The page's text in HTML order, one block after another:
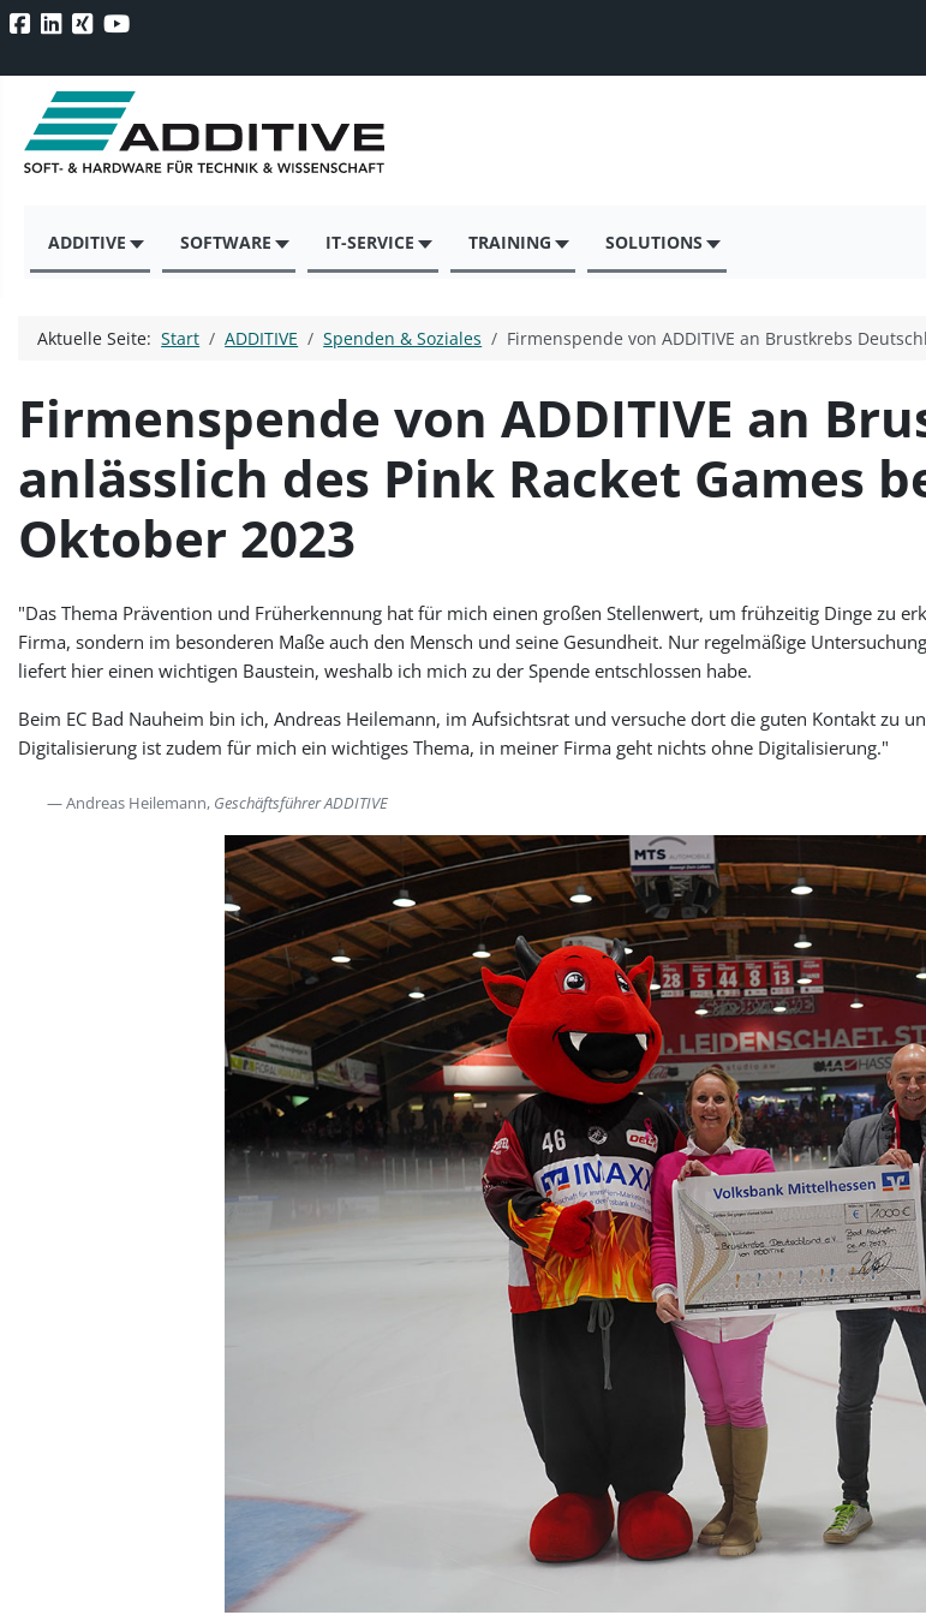
ADDITIVE SOFTWARE IT-SERVICE TRAINING SOLUTIONS
Aktuelle Seite:Start ADDITIVE Spenden & Soziales Firmenspende von ADDITIVE an Brustkrebs
Firmenspende von ADDITIVE an
anlässlich des Pink Racket Games
Oktober 2023
"Das Thema Prävention und Früherkennung hat für mich einen großen Stellenwert, um frühzeitig Dinge zu
Firma, sondern im besonderen Maße auch den Mensch und seine Gesundheit. Nur regelmäßige
liefert hier einen wichtigen Baustein, weshalb ich mich zu der Spende entschlossen habe.
Beim EC Bad Nauheim bin ich, Andreas Heilemann, im Aufsichtsrat und versuche dort die guten Kontakt zu
Digitalisierung ist zudem für mich ein wichtiges Thema, in meiner Firma geht nichts ohne Digitalisierung."
Andreas Heilemann, Geschäftsführer ADDITIVE